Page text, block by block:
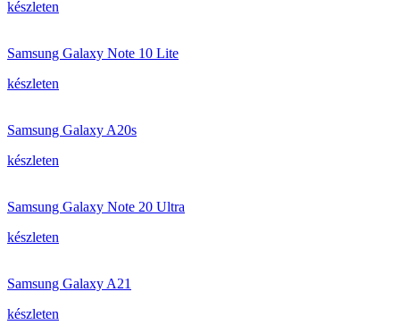
készleten
Samsung Galaxy Note 10 Lite
készleten
Samsung Galaxy A20s
készleten
Samsung Galaxy Note 20 Ultra
készleten
Samsung Galaxy A21
készleten